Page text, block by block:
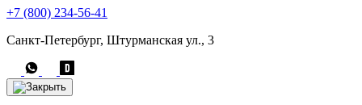
+7 (800) 234-56-41
Санкт-Петербург, Штурманская ул., 3